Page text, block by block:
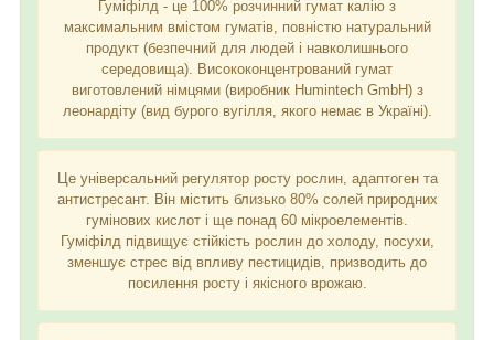
Гуміфілд - це 100% розчинний гумат калію з
максимальним вмістом гуматів, повністю натуральний
продукт (безпечний для людей і навколишнього
середовища). Висококонцентрований гумат
виготовлений німцями (виробник Humintech GmbH) з
леонардіту (вид бурого вугілля, якого немає в Україні).
Це універсальний регулятор росту рослин, адаптоген та
антистресант. Він містить близько 80% солей природних
гумінових кислот і ще понад 60 мікроелементів.
Гуміфілд підвищує стійкість рослин до холоду, посухи,
зменшує стрес від впливу пестицидів, призводить до
посилення росту і якісного врожаю.